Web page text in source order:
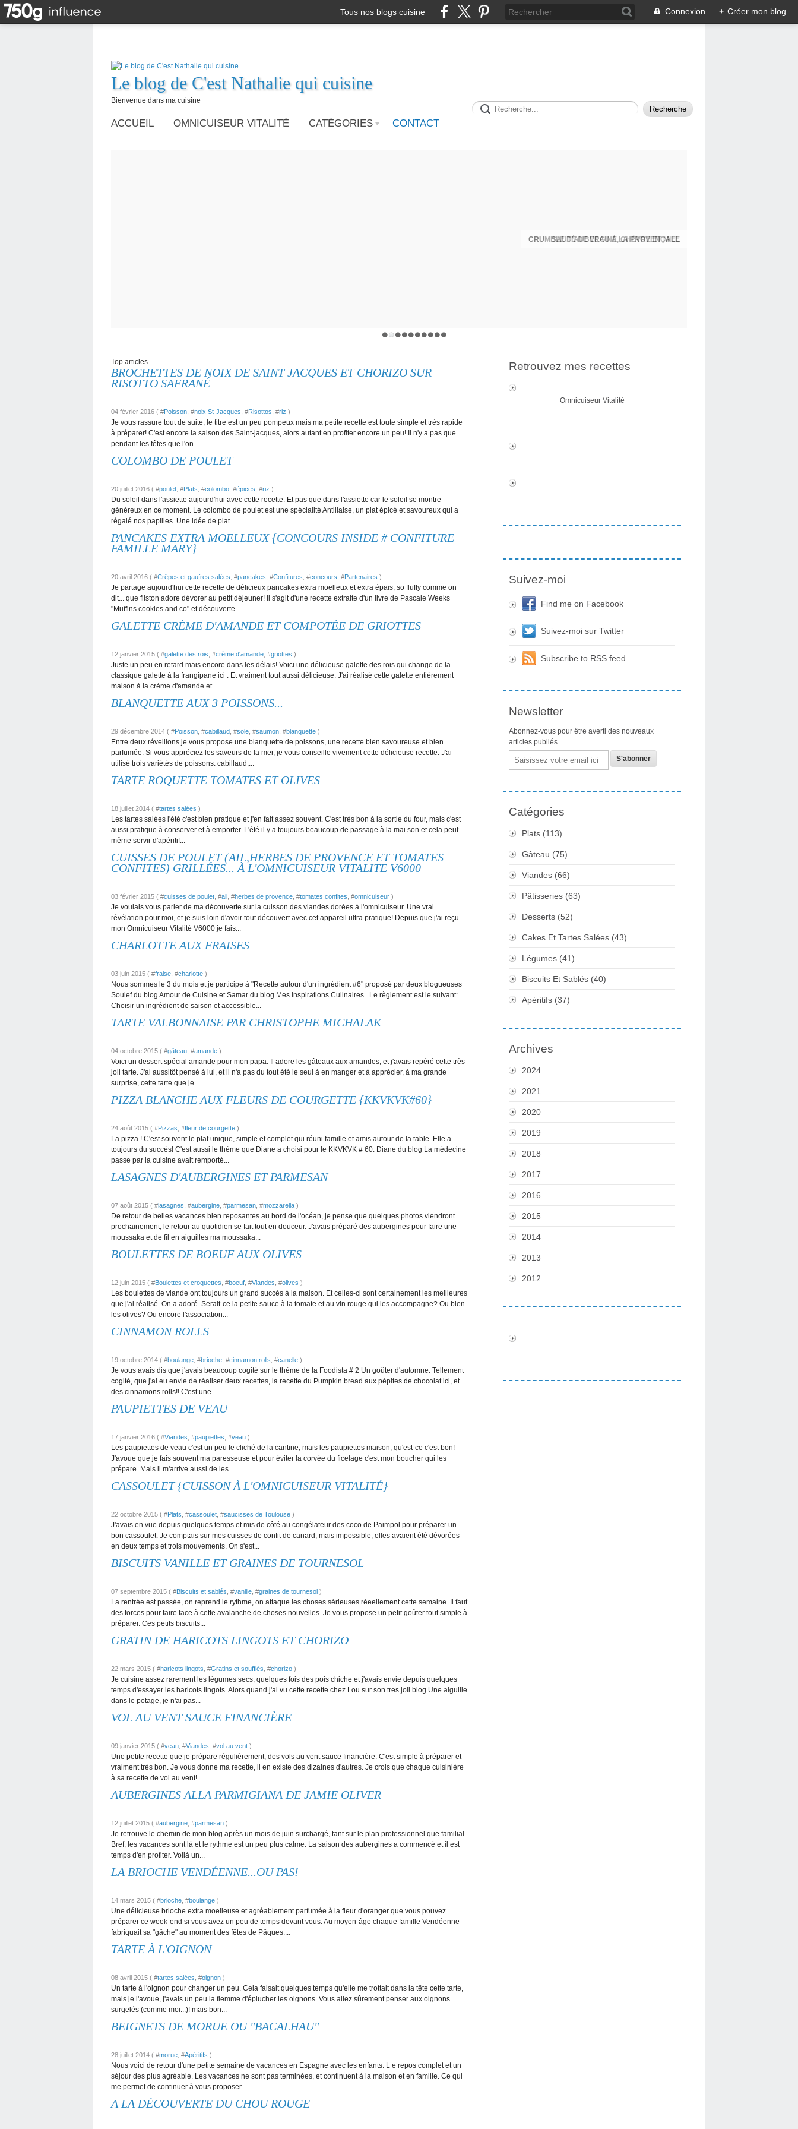
Tous nos blogs cuisine Connexion + Créer mon blog
Le blog de C'est Nathalie qui cuisine
Bienvenue dans ma cuisine
ACCUEIL OMNICUISEUR VITALITÉ CATÉGORIES CONTACT
SAUTÉ DE VEAU À LA PROVENÇALE
Top articles
BROCHETTES DE NOIX DE SAINT JACQUES ET CHORIZO SUR
RISOTTO SAFRANÉ
04 février 2016 ( #Poisson , #noix St-Jacques , #Risottos , #riz )
Je vous rassure tout de suite, le titre est un peu pompeux mais ma petite recette est toute simple et très rapide
à préparer! C'est encore la saison des Saint-jacques, alors autant en profiter encore un peu! Il n'y a pas que
pendant les fêtes que l'on...
COLOMBO DE POULET
20 juillet 2016 ( #poulet , #Plats , #colombo , #épices , #riz )
Du soleil dans l'assiette aujourd'hui avec cette recette. Et pas que dans l'assiette car le soleil se montre
généreux en ce moment. Le colombo de poulet est une spécialité Antillaise, un plat épicé et savoureux qui a
régalé nos papilles. Une idée de plat...
PANCAKES EXTRA MOELLEUX {CONCOURS INSIDE # CONFITURE
FAMILLE MARY}
20 avril 2016 ( #Crêpes et gaufres salées , #pancakes , #Confitures , #concours , #Partenaires )
Je partage aujourd'hui cette recette de délicieux pancakes extra moelleux et extra épais, so fluffy comme on
dit... que filston adore dévorer au petit déjeuner! Il s'agit d'une recette extraite d'un livre de Pascale Weeks
"Muffins cookies and co" et découverte...
GALETTE CRÈME D'AMANDE ET COMPOTÉE DE GRIOTTES
12 janvier 2015 ( #galette des rois , #crème d'amande , #griottes )
Juste un peu en retard mais encore dans les délais! Voici une délicieuse galette des rois qui change de la
classique galette à la frangipane ici . Et vraiment tout aussi délicieuse. J'ai réalisé cette galette entièrement
maison à la crème d'amande et...
BLANQUETTE AUX 3 POISSONS...
29 décembre 2014 ( #Poisson , #cabillaud , #sole , #saumon , #blanquette )
Entre deux réveillons je vous propose une blanquette de poissons, une recette bien savoureuse et bien
parfumée. Si vous appréciez les saveurs de la mer, je vous conseille vivement cette délicieuse recette. J'ai
utilisé trois variétés de poissons: cabillaud,...
TARTE ROQUETTE TOMATES ET OLIVES
18 juillet 2014 ( #tartes salées )
Les tartes salées l'été c'est bien pratique et j'en fait assez souvent. C'est très bon à la sortie du four, mais c'est
aussi pratique à conserver et à emporter. L'été il y a toujours beaucoup de passage à la mai son et cela peut
même servir d'apéritif...
CUISSES DE POULET (AIL,HERBES DE PROVENCE ET TOMATES
CONFITES) GRILLÉES... À L'OMNICUISEUR VITALITE V6000
03 février 2015 ( #cuisses de poulet , #ail , #herbes de provence , #tomates confites , #omnicuiseur )
Je voulais vous parler de ma découverte sur la cuisson des viandes dorées à l'omnicuiseur. Une vrai
révélation pour moi, et je suis loin d'avoir tout découvert avec cet appareil ultra pratique! Depuis que j'ai reçu
mon Omnicuiseur Vitalité V6000 je fais...
CHARLOTTE AUX FRAISES
03 juin 2015 ( #fraise , #charlotte )
Nous sommes le 3 du mois et je participe à "Recette autour d'un ingrédient #6" proposé par deux blogueuses
Soulef du blog Amour de Cuisine et Samar du blog Mes Inspirations Culinaires . Le règlement est le suivant:
Choisir un ingrédient de saison et accessible...
TARTE VALBONNAISE PAR CHRISTOPHE MICHALAK
04 octobre 2015 ( #gâteau , #amande )
Voici un dessert spécial amande pour mon papa. Il adore les gâteaux aux amandes, et j'avais repéré cette très
joli tarte. J'ai aussitôt pensé à lui, et il n'a pas du tout été le seul à en manger et à apprécier, à ma grande
surprise, cette tarte que je...
PIZZA BLANCHE AUX FLEURS DE COURGETTE {KKVKVK#60}
24 août 2015 ( #Pizzas , #fleur de courgette )
La pizza ! C'est souvent le plat unique, simple et complet qui réuni famille et amis autour de la table. Elle a
toujours du succès! C'est aussi le thème que Diane a choisi pour le KKVKVK # 60. Diane du blog La médecine
passe par la cuisine avait remporté...
LASAGNES D'AUBERGINES ET PARMESAN
07 août 2015 ( #lasagnes , #aubergine , #parmesan , #mozzarella )
De retour de belles vacances bien reposantes au bord de l'océan, je pense que quelques photos viendront
prochainement, le retour au quotidien se fait tout en douceur. J'avais préparé des aubergines pour faire une
moussaka et de fil en aiguilles ma moussaka...
BOULETTES DE BOEUF AUX OLIVES
12 juin 2015 ( #Boulettes et croquettes , #boeuf , #Viandes , #olives )
Les boulettes de viande ont toujours un grand succès à la maison. Et celles-ci sont certainement les meilleures
que j'ai réalisé. On a adoré. Serait-ce la petite sauce à la tomate et au vin rouge qui les accompagne? Ou bien
les olives? Ou encore l'association...
CINNAMON ROLLS
19 octobre 2014 ( #boulange , #brioche , #cinnamon rolls , #canelle )
Je vous avais dis que j'avais beaucoup cogité sur le thème de la Foodista # 2 Un goûter d'automne. Tellement
cogité, que j'ai eu envie de réaliser deux recettes, la recette du Pumpkin bread aux pépites de chocolat ici, et
des cinnamons rolls!! C'est une...
PAUPIETTES DE VEAU
17 janvier 2016 ( #Viandes , #paupiettes , #veau )
Les paupiettes de veau c'est un peu le cliché de la cantine, mais les paupiettes maison, qu'est-ce c'est bon!
J'avoue que je fais souvent ma paresseuse et pour éviter la corvée du ficelage c'est mon boucher qui les
prépare. Mais il m'arrive aussi de les...
CASSOULET {CUISSON À L'OMNICUISEUR VITALITÉ}
22 octobre 2015 ( #Plats , #cassoulet , #saucisses de Toulouse )
J'avais en vue depuis quelques temps et mis de côté au congélateur des coco de Paimpol pour préparer un
bon cassoulet. Je comptais sur mes cuisses de confit de canard, mais impossible, elles avaient été dévorées
en deux temps et trois mouvements. On s'est...
BISCUITS VANILLE ET GRAINES DE TOURNESOL
07 septembre 2015 ( #Biscuits et sablés , #vanille , #graines de tournesol )
La rentrée est passée, on reprend le rythme, on attaque les choses sérieuses réeellement cette semaine. Il faut
des forces pour faire face à cette avalanche de choses nouvelles. Je vous propose un petit goûter tout simple à
préparer. Ces petits biscuits...
GRATIN DE HARICOTS LINGOTS ET CHORIZO
22 mars 2015 ( #haricots lingots , #Gratins et soufflés , #chorizo )
Je cuisine assez rarement les légumes secs, quelques fois des pois chiche et j'avais envie depuis quelques
temps d'essayer les haricots lingots. Alors quand j'ai vu cette recette chez Lou sur son tres joli blog Une aiguille
dans le potage, je n'ai pas...
VOL AU VENT SAUCE FINANCIÈRE
09 janvier 2015 ( #veau , #Viandes , #vol au vent )
Une petite recette que je prépare régulièrement, des vols au vent sauce financière. C'est simple à préparer et
vraiment très bon. Je vous donne ma recette, il en existe des dizaines d'autres. Je crois que chaque cuisinière
à sa recette de vol au vent!...
AUBERGINES ALLA PARMIGIANA DE JAMIE OLIVER
12 juillet 2015 ( #aubergine , #parmesan )
Je retrouve le chemin de mon blog après un mois de juin surchargé, tant sur le plan professionnel que familial.
Bref, les vacances sont là et le rythme est un peu plus calme. La saison des aubergines a commencé et il est
temps d'en profiter. Voilà un...
LA BRIOCHE VENDÉENNE...OU PAS!
14 mars 2015 ( #brioche , #boulange )
Une délicieuse brioche extra moelleuse et agréablement parfumée à la fleur d'oranger que vous pouvez
préparer ce week-end si vous avez un peu de temps devant vous. Au moyen-âge chaque famille Vendéenne
fabriquait sa "gâche" au moment des fêtes de Pâques....
TARTE À L'OIGNON
08 avril 2015 ( #tartes salées , #oignon )
Un tarte à l'oignon pour changer un peu. Cela faisait quelques temps qu'elle me trottait dans la tête cette tarte,
mais je l'avoue, j'avais un peu la flemme d'éplucher les oignons. Vous allez sûrement penser aux oignons
surgelés (comme moi...)! mais bon...
BEIGNETS DE MORUE OU "BACALHAU"
28 juillet 2014 ( #morue , #Apéritifs )
Nous voici de retour d'une petite semaine de vacances en Espagne avec les enfants. L e repos complet et un
séjour des plus agréable. Les vacances ne sont pas terminées, et continuent à la maison et en famille. Ce qui
me permet de continuer à vous proposer...
A LA DÉCOUVERTE DU CHOU ROUGE
Retrouvez mes recettes
Omnicuiseur Vitalité
Suivez-moi
Find me on Facebook
Suivez-moi sur Twitter
Subscribe to RSS feed
Newsletter
Abonnez-vous pour être averti des nouveaux
articles publiés.
Email
Catégories
Plats (113)
Gâteau (75)
Viandes (66)
Pâtisseries (63)
Desserts (52)
Cakes Et Tartes Salées (43)
Légumes (41)
Biscuits Et Sablés (40)
Apéritifs (37)
Archives
2024
2021
2020
2019
2018
2017
2016
2015
2014
2013
2012